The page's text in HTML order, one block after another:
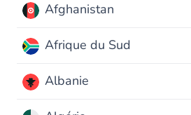
Afghanistan
Afrique du Sud
Albanie